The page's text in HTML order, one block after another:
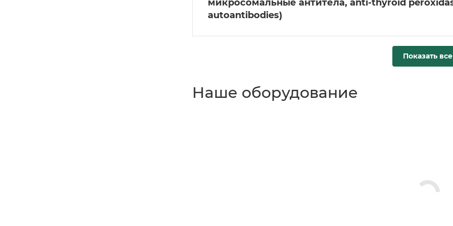
микросомальные антитела, anti-thyroid
autoantibodies)
Показать все
Наше оборудование